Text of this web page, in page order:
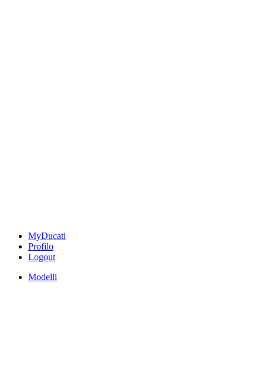
MyDucati
Profilo
Logout
Modelli